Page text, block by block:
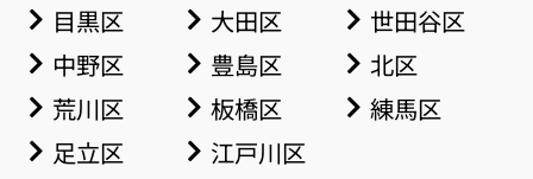
目黒区
大田区
世田谷区
中野区
豊島区
北区
荒川区
板橋区
練馬区
足立区
江戸川区